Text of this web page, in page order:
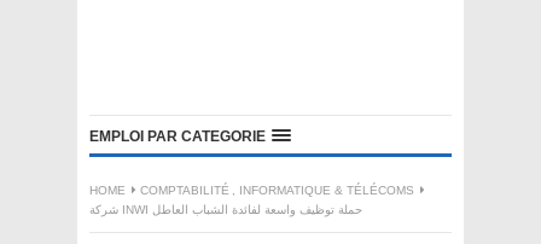
EMPLOI PAR CATEGORIE
HOME COMPTABILITÉ ,
INFORMATIQUE & TÉLÉCOMS
شركة INWI حملة توظيف واسعة لفائدة الشباب العاطل